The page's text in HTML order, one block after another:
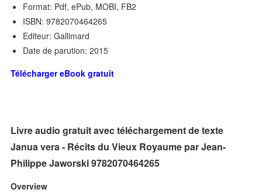
Format: Pdf, ePub, MOBI, FB2
ISBN: 9782070464265
Editeur: Gallimard
Date de parution: 2015
Télécharger eBook gratuit
Livre audio gratuit avec téléchargement de texte
Janua vera - Récits du Vieux Royaume par Jean-
Philippe Jaworski 9782070464265
Overview